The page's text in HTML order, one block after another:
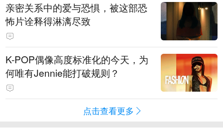
亲密关系中的爱与恐惧，被这部恐
怖片诠释得淋漓尽致
K-POP偶像高度标准化的今天，为
何唯有Jennie能打破规则？
点击查看更多